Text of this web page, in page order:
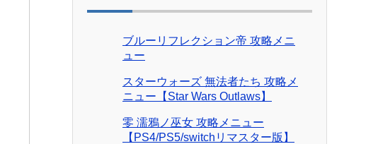
ブルーリフレクション帝 攻略メニ
ュー
スターウォーズ 無法者たち 攻略メ
ニュー【Star Wars Outlaws】
零 濡鴉ノ巫女 攻略メニュー
【PS4/PS5/switchリマスター版】